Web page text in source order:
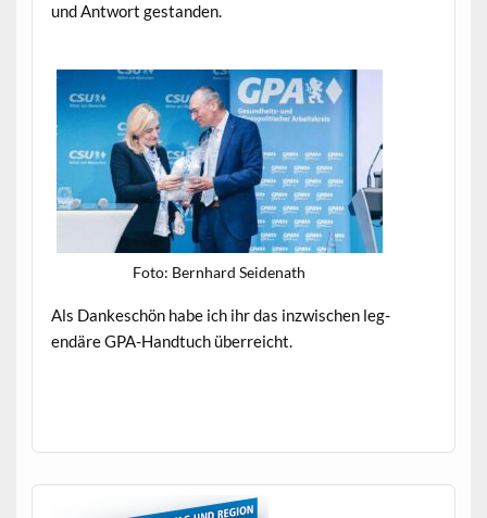
und Antwort gestanden.
Foto: Bern­hard Seidenath
Als Dankeschön habe ich ihr das inzwis­chen leg­
endäre GPA-Hand­tuch überreicht.